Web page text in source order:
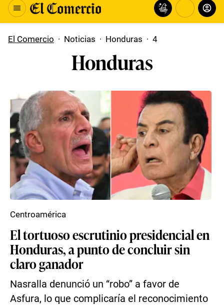
El Comercio · Noticias · Honduras · 4
Honduras
El tortuoso escrutinio presidencial en
Honduras, a punto de concluir sin
claro ganador
Nasralla denunció un “robo” a favor de
Asfura, lo que complicaría el reconocimiento
Centroamérica